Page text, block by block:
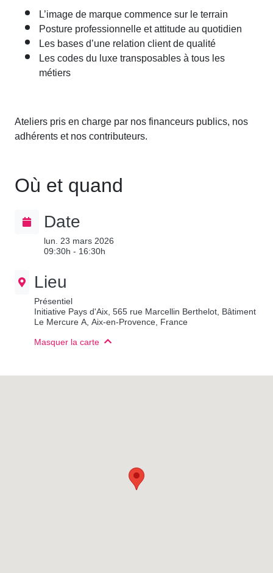
L’image de marque commence sur le terrain
Posture professionnelle et attitude au quotidien
Les bases d’une relation client de qualité
Les codes du luxe transposables à tous les
métiers
Ateliers pris en charge par nos financeurs publics, nos
adhérents et nos contributeurs.
Où et quand
Date
lun. 23 mars 2026
09:30h - 16:30h
Lieu
Présentiel
Initiative Pays d'Aix, 565 rue Marcellin Berthelot, Bâtiment
Le Mercure A, Aix-en-Provence, France
Masquer la carte